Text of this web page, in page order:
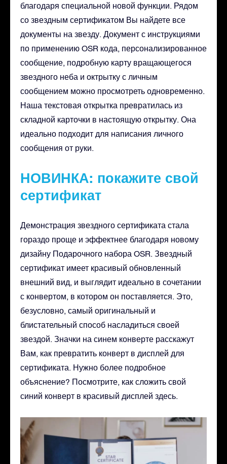
благодаря специальной новой функции. Рядом
со звездным сертификатом Вы найдете все
документы на звезду. Документ с инструкциями
по применению OSR кода, персонализированное
сообщение, подробную карту вращающегося
звездного неба и октрытку с личным
сообщением можно просмотреть одновременно.
Наша текстовая открытка превратилась из
складной карточки в настоящую открытку. Она
идеально подходит для написания личного
сообщения от руки.
НОВИНКА: покажите свой
сертификат
Демонстрация звездного сертификата стала
гораздо проще и эффектнее благодаря новому
дизайну Подарочного набора OSR. Звездный
сертификат имеет красивый обновленный
внешний вид, и выглядит идеально в сочетании
с конвертом, в котором он поставляется. Это,
безусловно, самый оригинальный и
блистательный способ насладиться своей
звездой. Значки на синем конверте расскажут
Вам, как превратить конверт в дисплей для
сертификата. Нужно более подробное
объяснение? Посмотрите, как сложить свой
синий конверт в красивый дисплей здесь.